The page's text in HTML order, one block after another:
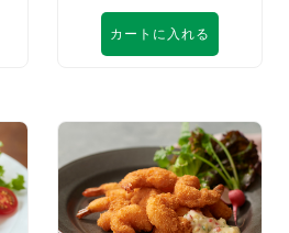
カートに入れる